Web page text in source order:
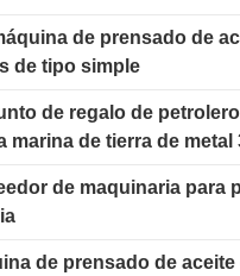
de prensado de
de tipo simple
de regalo de
marina de tierra de metal
de maquinaria para
de prensado de